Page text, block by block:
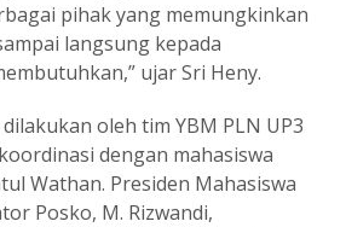
pihak yang memungkinkan
langsung kepada
ujar Sri Heny.
oleh tim YBM PLN UP3
dengan mahasiswa
Wathan. Presiden Mahasiswa
Posko, M. Rizwandi,